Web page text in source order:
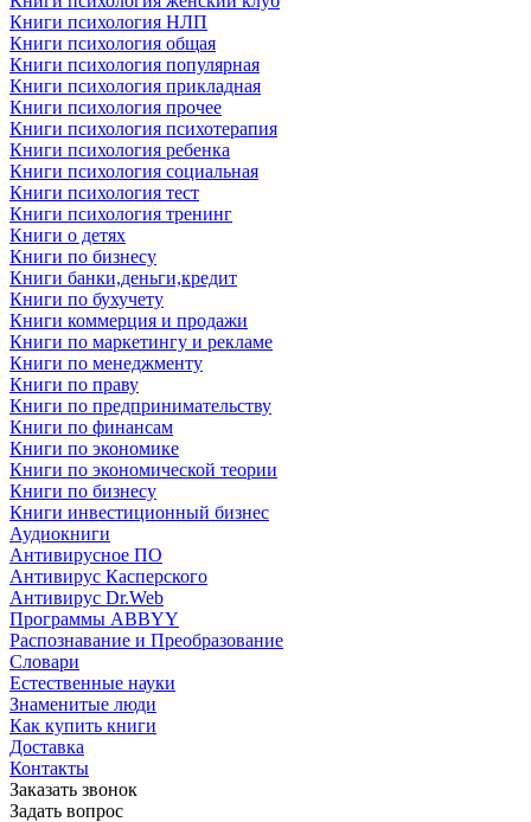
Книги психология НЛП
Книги психология общая
Книги психология популярная
Книги психология прикладная
Книги психология прочее
Книги психология психотерапия
Книги психология ребенка
Книги психология социальная
Книги психология тест
Книги психология тренинг
Книги о детях
Книги по бизнесу
Книги банки,деньги,кредит
Книги по бухучету
Книги коммерция и продажи
Книги по маркетингу и рекламе
Книги по менеджменту
Книги по праву
Книги по предпринимательству
Книги по финансам
Книги по экономике
Книги по экономической теории
Книги по бизнесу
Книги инвестиционный бизнес
Аудиокниги
Антивирусное ПО
Антивирус Касперского
Антивирус Dr.Web
Программы ABBYY
Распознавание и Преобразование
Словари
Естественные науки
Знаменитые люди
Как купить книги
Доставка
Контакты
Заказать звонок
Задать вопрос